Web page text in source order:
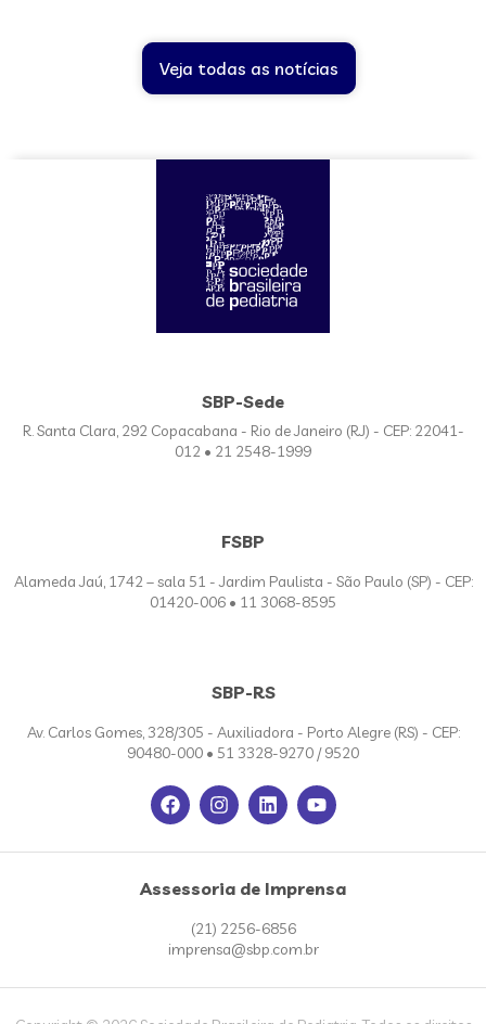
Veja todas as notícias
SBP-Sede
R. Santa Clara, 292 Copacabana - Rio de Janeiro (RJ) - CEP: 22041-
012 • 21 2548-1999
FSBP
Alameda Jaú, 1742 – sala 51 - Jardim Paulista - São Paulo (SP) - CEP:
01420-006 • 11 3068-8595
SBP-RS
Av. Carlos Gomes, 328/305 - Auxiliadora - Porto Alegre (RS) - CEP:
90480-000 • 51 3328-9270 / 9520
Assessoria de Imprensa
(21) 2256-6856
imprensa@sbp.com.br